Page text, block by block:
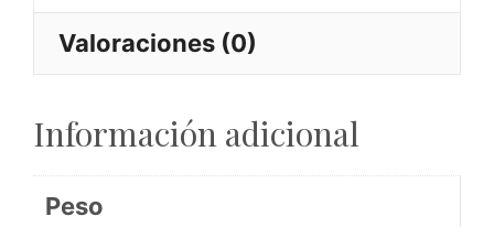
cantidad
Valoraciones (0)
Información adicional
Peso